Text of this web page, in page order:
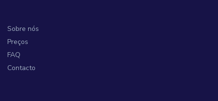
Sobre nós
Preços
FAQ
Contacto